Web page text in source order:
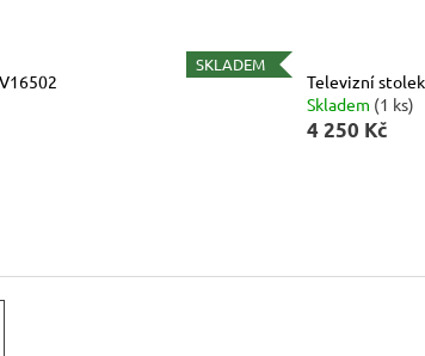
SKLADEM
Televizní
Skladem (1 ks)
4 250 Kč
Původně: 6 720 Kč